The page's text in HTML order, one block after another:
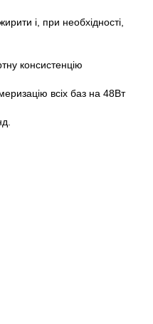
і, при необхідності,
консистенцію
всіх баз на 48Вт